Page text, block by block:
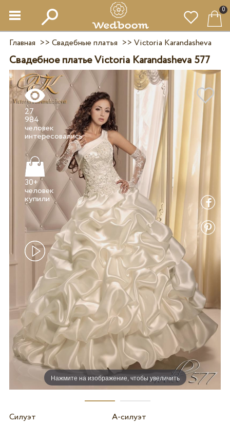
0
Главная >> Свадебные платья >> Victoria Karandasheva
Свадебное платье Victoria Karandasheva 577
Нажмите на изображение, чтобы увеличить
27
984
человек
интересовались
30+
человек
Силуэт
А-силуэт